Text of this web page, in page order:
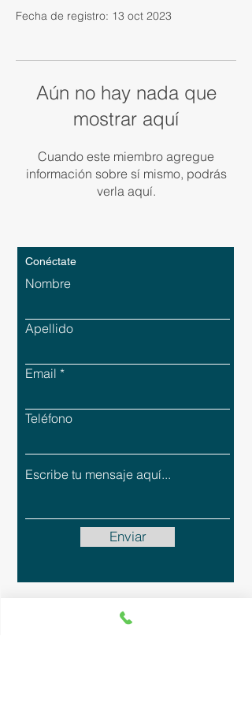
Fecha de registro: 13 oct 2023
Aún no hay nada que
mostrar aquí
Cuando este miembro agregue
información sobre sí mismo, podrás
verla aquí.
Conéctate
Nombre
Apellido
Email
Teléfono
Enviar